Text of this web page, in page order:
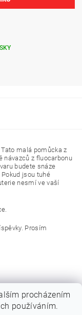
malá pomůcka z
návazců z fluocarbonu
budete snáze
jsou tuhé
nesmí ve vaší
Prosím
procházením
používáním.